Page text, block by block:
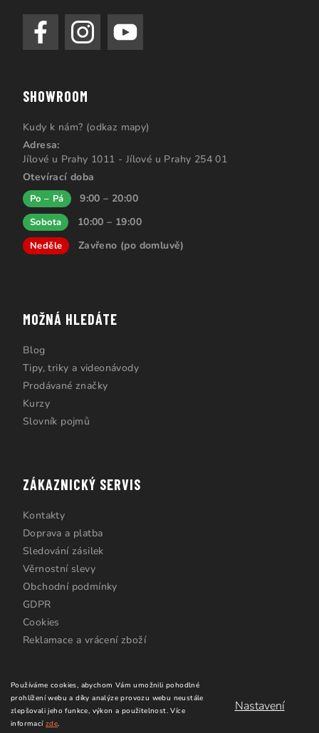
Používáme cookies, abychom Vám umožnili pohodlné
prohlížení webu a díky analýze provozu webu neustále
zlepšovali jeho funkce, výkon a použitelnost.Více
informacízde.
Nastavení
SHOWROOM
Kudy k nám? (odkaz mapy)
Adresa:
Jílové u Prahy 1011 - Jílové u Prahy 254 01
Otevírací doba
Po – Pá 9:00 – 20:00
Sobota 10:00 – 19:00
Neděle Zavřeno (po domluvě)
MOŽNÁ HLEDÁTE
Blog
Tipy, triky a videonávody
Prodávané značky
Kurzy
Slovník pojmů
ZÁKAZNICKÝ SERVIS
Kontakty
Doprava a platba
Sledování zásilek
Věrnostní slevy
Obchodní podmínky
GDPR
Cookies
Reklamace a vrácení zboží